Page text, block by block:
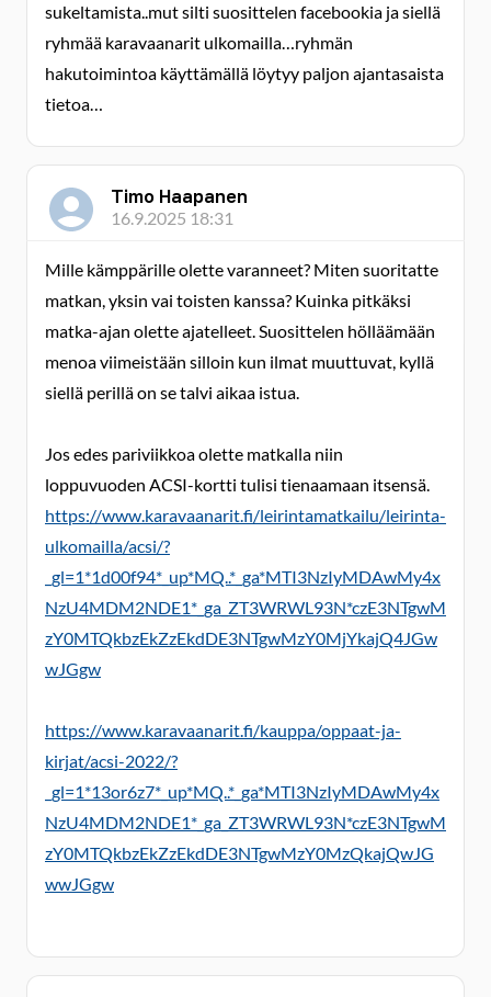
sukeltamista..mut silti suosittelen facebookia ja siellä
ryhmää karavaanarit ulkomailla…ryhmän
hakutoimintoa käyttämällä löytyy paljon ajantasaista
tietoa…
Timo Haapanen
16.9.2025 18:31
Mille kämppärille olette varanneet? Miten suoritatte
matkan, yksin vai toisten kanssa? Kuinka pitkäksi
matka-ajan olette ajatelleet. Suosittelen hölläämään
menoa viimeistään silloin kun ilmat muuttuvat, kyllä
siellä perillä on se talvi aikaa istua.
Jos edes pariviikkoa olette matkalla niin
loppuvuoden ACSI-kortti tulisi tienaamaan itsensä.
https://www.karavaanarit.fi/leirintamatkailu/leirinta-
ulkomailla/acsi/?
_gl=1*1d00f94*_up*MQ..*_ga*MTI3NzIyMDAwMy4x
NzU4MDM2NDE1*_ga_ZT3WRWL93N*czE3NTgwM
zY0MTQkbzEkZzEkdDE3NTgwMzY0MjYkajQ4JGw
wJGgw
https://www.karavaanarit.fi/kauppa/oppaat-ja-
kirjat/acsi-2022/?
_gl=1*13or6z7*_up*MQ..*_ga*MTI3NzIyMDAwMy4x
NzU4MDM2NDE1*_ga_ZT3WRWL93N*czE3NTgwM
zY0MTQkbzEkZzEkdDE3NTgwMzY0MzQkajQwJG
wwJGgw